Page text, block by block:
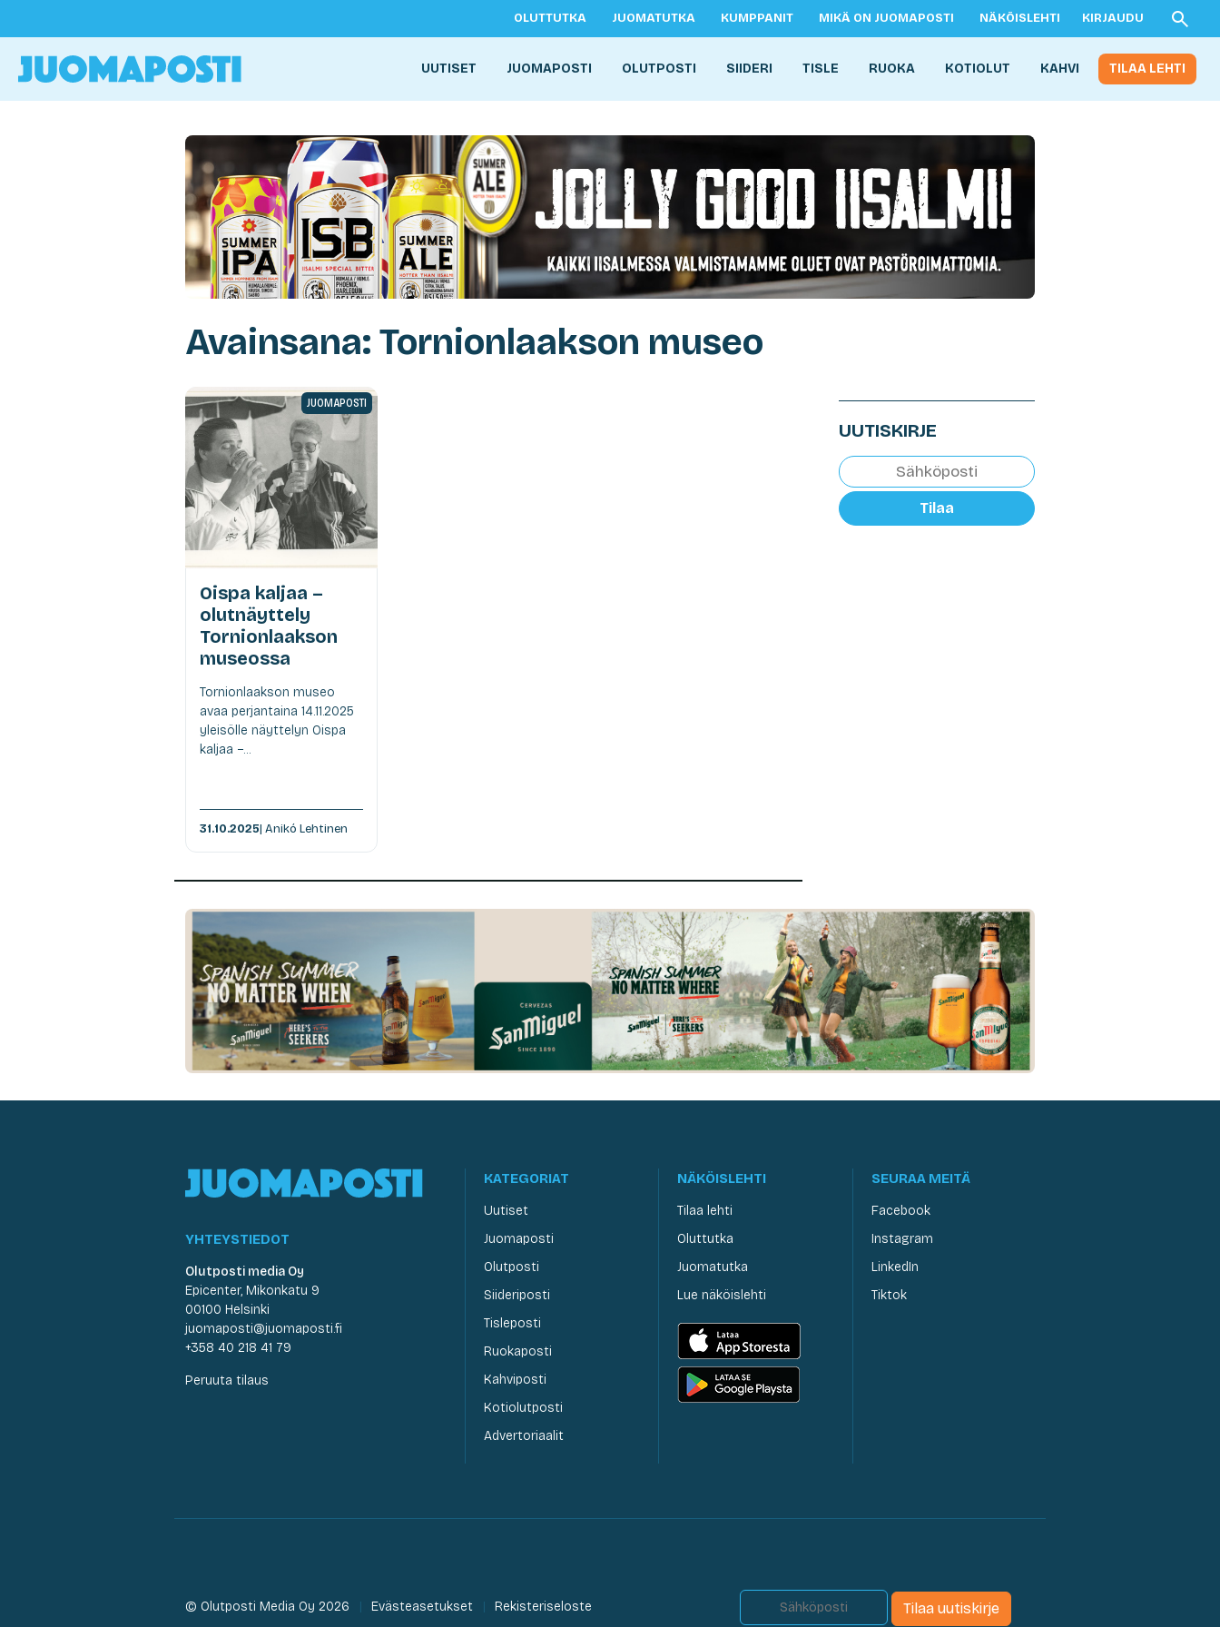
OLUTTUTKA JUOMATUTKA KUMPPANIT MIKÄ ON JUOMAPOSTI NÄKÖISLEHTI KIRJAUDU
UUTISET JUOMAPOSTI OLUTPOSTI SIIDERI TISLE RUOKA KOTIOLUT KAHVI TILAA LEHTI
Avainsana: Tornionlaakson museo
JUOMAPOSTI
Oispa kaljaa –
olutnäyttely
Tornionlaakson
museossa
Tornionlaakson museo
avaa perjantaina 14.11.2025
yleisölle näyttelyn Oispa
kaljaa –...
31.10.2025| Anikó Lehtinen
UUTISKIRJE
Tilaa
YHTEYSTIEDOT
Olutposti media Oy
Epicenter, Mikonkatu 9
00100 Helsinki
juomaposti@juomaposti.fi
+358 40 218 41 79
Peruuta tilaus
KATEGORIAT
Uutiset
Juomaposti
Olutposti
Siideriposti
Tisleposti
Ruokaposti
Kahviposti
Kotiolutposti
Advertoriaalit
NÄKÖISLEHTI
Tilaa lehti
Oluttutka
Juomatutka
Lue näköislehti
SEURAA MEITÄ
Facebook
Instagram
LinkedIn
Tiktok
© Olutposti Media Oy 2026 Evästeasetukset Rekisteriseloste Tilaa uutiskirje